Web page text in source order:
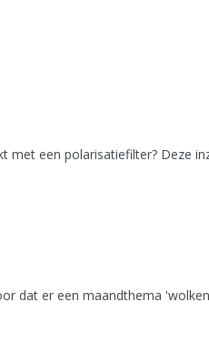
met een polarisatiefilter?
dat er een maandthema